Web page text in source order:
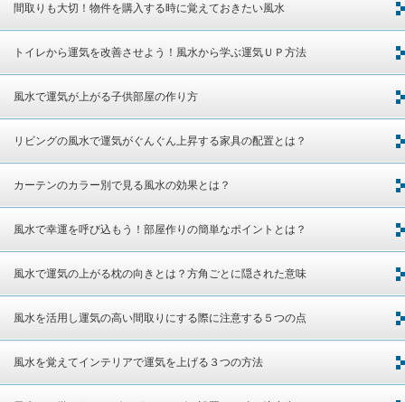
間取りも大切！物件を購入する時に覚えておきたい風水
トイレから運気を改善させよう！風水から学ぶ運気ＵＰ方法
風水で運気が上がる子供部屋の作り方
リビングの風水で運気がぐんぐん上昇する家具の配置とは？
カーテンのカラー別で見る風水の効果とは？
風水で幸運を呼び込もう！部屋作りの簡単なポイントとは？
風水で運気の上がる枕の向きとは？方角ごとに隠された意味
風水を活用し運気の高い間取りにする際に注意する５つの点
風水を覚えてインテリアで運気を上げる３つの方法